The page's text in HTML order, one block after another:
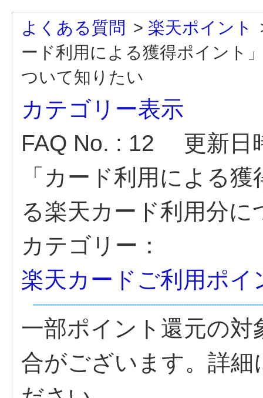
よくある質問 > 楽天ポイント
ード利用による獲得ポイント
ついて知りたい
カテゴリー表示
FAQ No. : 12
更新日
「カード利用による
る楽天カード利用分
カテゴリー：
楽天カードご利用ポイ
一部ポイント還元の
合がございます。詳